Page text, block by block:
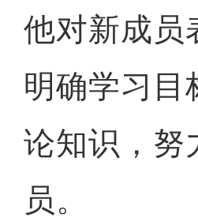
他对新成员
明确学习目
论知识，努
员。